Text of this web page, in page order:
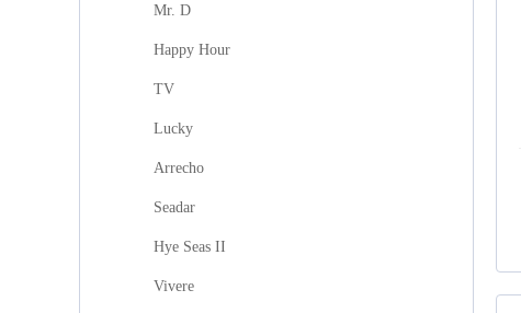
Mr. D
Happy Hour
TV
Lucky
Arrecho
Seadar
Hye Seas II
Vivere